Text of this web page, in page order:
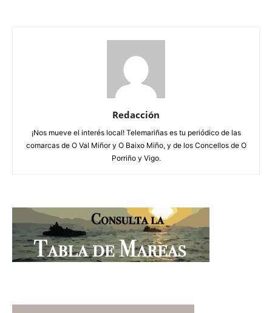
Redacción
¡Nos mueve el interés local! Telemariñas es tu periódico de las
comarcas de O Val Miñor y O Baixo Miño, y de los Concellos de O
Porriño y Vigo.